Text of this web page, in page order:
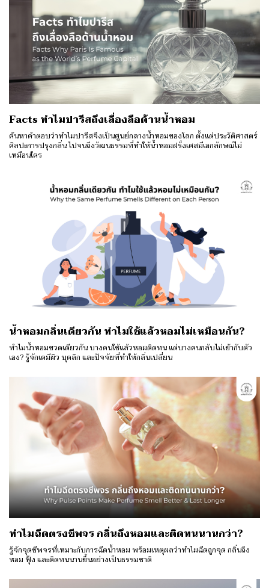
Facts ทำไมปารีสถึงเลื่องลือด้านน้ำหอม
ค้นหาคำตอบว่าทำไมปารีสจึงเป็นศูนย์กลางน้ำหอมของโลก ตั้งแต่ประวัติศาสตร์
ศิลปะการปรุงกลิ่น ไปจนถึงวัฒนธรรมที่ทำให้น้ำหอมฝรั่งเศสมีเอกลักษณ์ไม่
เหมือนใคร
น้ำหอมกลิ่นเดียวกัน ทำไมใช้แล้วหอมไม่เหมือนกัน?
ทำไมน้ำหอมขวดเดียวกัน บางคนใช้แล้วหอมติดทน แต่บางคนกลับไม่เข้ากับตัว
เอง? รู้จักเคมีผิว บุคลิก และปัจจัยที่ทำให้กลิ่นเปลี่ยน
ทำไมฉีดตรงชีพจร กลิ่นถึงหอมและติดทนนานกว่า?
รู้จักจุดชีพจรที่เหมาะกับการฉีดน้ำหอม พร้อมเหตุผลว่าทำไมฉีดถูกจุด กลิ่นถึง
หอม ฟุ้ง และติดทนนานขึ้นอย่างเป็นธรรมชาติ